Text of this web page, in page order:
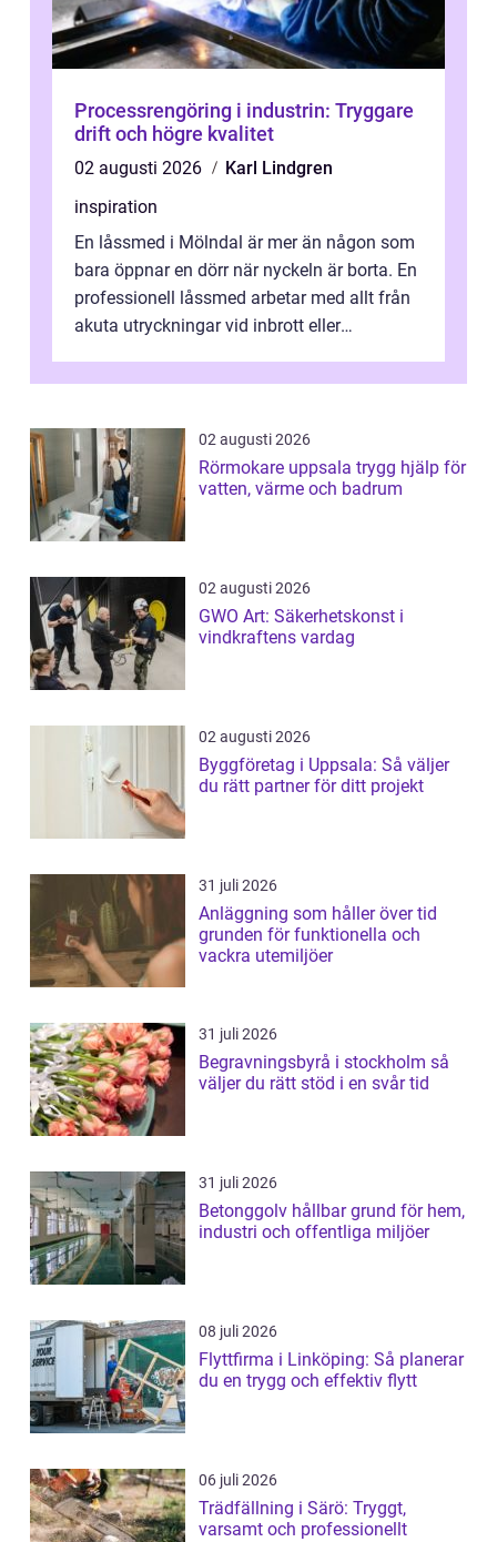
Processrengöring i industrin: Tryggare
drift och högre kvalitet
02 augusti 2026
Karl Lindgren
inspiration
En låssmed i Mölndal är mer än någon som
bara öppnar en dörr när nyckeln är borta. En
professionell låssmed arbetar med allt från
akuta utryckningar vid inbrott eller
02 augusti 2026
Rörmokare uppsala trygg hjälp för
vatten, värme och badrum
02 augusti 2026
GWO Art: Säkerhetskonst i
vindkraftens vardag
02 augusti 2026
Byggföretag i Uppsala: Så väljer
du rätt partner för ditt projekt
31 juli 2026
Anläggning som håller över tid
grunden för funktionella och
vackra utemiljöer
31 juli 2026
Begravningsbyrå i stockholm så
väljer du rätt stöd i en svår tid
31 juli 2026
Betonggolv hållbar grund för hem,
industri och offentliga miljöer
08 juli 2026
Flyttfirma i Linköping: Så planerar
du en trygg och effektiv flytt
06 juli 2026
Trädfällning i Särö: Tryggt,
varsamt och professionellt